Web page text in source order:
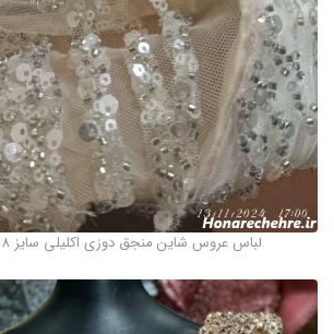
لباس عروس شاین منجق دوزی اکلیلی سایز ۳۸تا ۴۲ در کرج